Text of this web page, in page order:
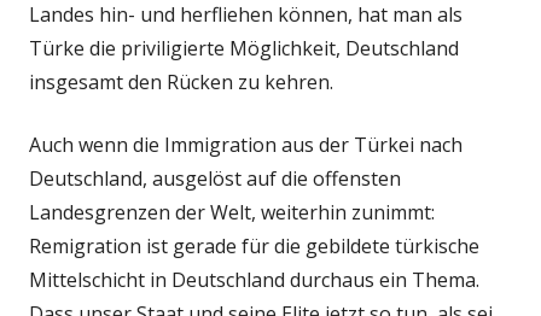
Landes hin- und herfliehen können, hat man als
Türke die priviligierte Möglichkeit, Deutschland
insgesamt den Rücken zu kehren.
Auch wenn die Immigration aus der Türkei nach
Deutschland, ausgelöst auf die offensten
Landesgrenzen der Welt, weiterhin zunimmt:
Remigration ist gerade für die gebildete türkische
Mittelschicht in Deutschland durchaus ein Thema.